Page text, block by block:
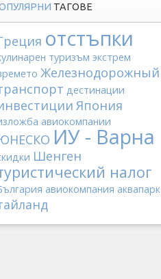
ТАГОВЕ
отстъпки
туризъм экстрем
Железнодорожный
дестинации
Япония
авиокомпании
ИУ - Варна
Шенген
налог
авиокомпания аквапарк